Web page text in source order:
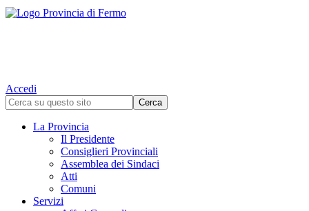
Accedi
La Provincia
Il Presidente
Consiglieri Provinciali
Assemblea dei Sindaci
Atti
Comuni
Servizi